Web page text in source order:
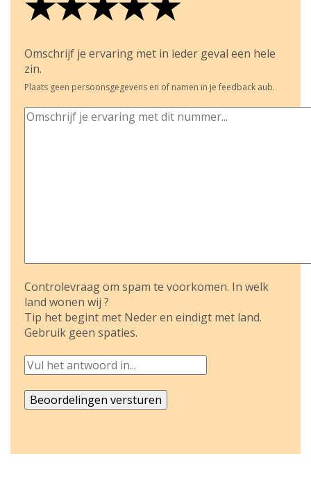
Omschrijf je ervaring met in ieder geval een hele
zin.
Plaats geen persoonsgegevens en of namen in je feedback aub.
Controlevraag om spam te voorkomen. In welk
land wonen wij ?
Tip het begint met Neder en eindigt met land.
Gebruik geen spaties.